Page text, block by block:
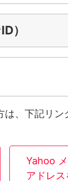
）
は、下記リ
Yahoo
アドレ